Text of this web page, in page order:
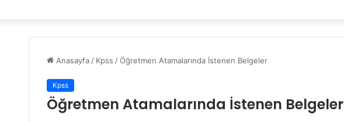
Anasayfa / Kpss / Öğretmen Atamalarında İstenen Belgeler
Kpss
Öğretmen Atamalarında İstenen Belgeler